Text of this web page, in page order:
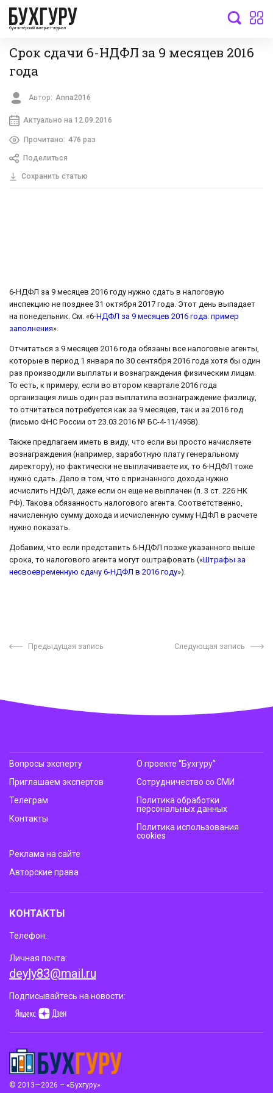
бухгалтерский интернет-журнал
Срок сдачи 6-НДФЛ за 9 месяцев 2016
года
Автор: Anna2016
Актуально на 12.09.2016
Прочитано: 476 раз
Поделиться
Сохранить статью
6-НДФЛ за 9 месяцев 2016 году нужно сдать в налоговую
инспекцию не позднее 31 октября 2017 года. Этот день выпадает
на понедельник. См. «6-НДФЛ за 9 месяцев 2016 года: пример
заполнения».
Отчитаться з 9 месяцев 2016 года обязаны все налоговые агенты,
которые в период 1 января по 30 сентября 2016 года хотя бы один
раз производили выплаты и вознаграждения физическим лицам.
То есть, к примеру, если во втором квартале 2016 года
организация лишь один раз выплатила вознаграждение физлицу,
то отчитаться потребуется как за 9 месяцев, так и за 2016 год
(письмо ФНС России от 23.03.2016 № БС-4-11/4958).
Также предлагаем иметь в виду, что если вы просто начисляете
вознаграждения (например, заработную плату генеральному
директору), но фактически не выплачиваете их, то 6-НДФЛ тоже
нужно сдать. Дело в том, что с признанного дохода нужно
исчислить НДФЛ, даже если он еще не выплачен (п. 3 ст. 226 НК
РФ). Такова обязанность налогового агента. Соответственно,
начисленную сумму дохода и исчисленную сумму НДФЛ в расчете
нужно показать.
Добавим, что если представить 6-НДФЛ позже указанного выше
срока, то налогового агента могут оштрафовать («Штрафы за
несвоевременную сдачу 6-НДФЛ в 2016 году»).
Предыдущая запись Следующая запись
© 2013—2026 – «Бухгуру»
Вопросы эксперту
Приглашаем экспертов
Телеграм
Контакты
О проекте “Бухгуру”
Сотрудничество со СМИ
Политика обработки
персональных данных
Политика использования
cookies
Реклама на сайте
Авторские права
КОНТАКТЫ
Телефон:
Личная почта:
deyly83@mail.ru
Подписывайтесь на новости: